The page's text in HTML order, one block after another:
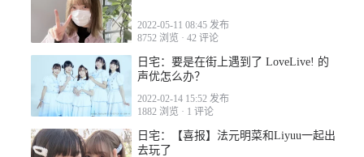
2022-05-11 08:45 发布
8752 浏览 · 42 评论
日宅：要是在街上遇到了 LoveLive! 的
声优怎么办？
2022-02-14 15:52 发布
1882 浏览 · 1 评论
日宅：【喜报】法元明菜和Liyuu一起出
去玩了